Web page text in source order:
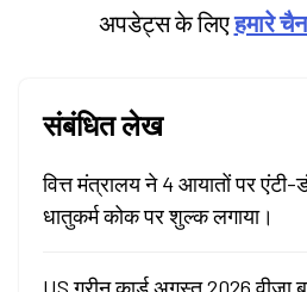
अपडेट्स के लिएहमारे
संबंधित लेख
वित्त मंत्रालय ने 4 आयातों पर एंटी-
धातुकर्म कोक पर शुल्क लगाया।